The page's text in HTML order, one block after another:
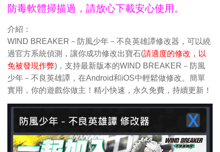
防毒軟體掃描過，請放心下載安心使用。
介紹：
WIND BREAKER－防風少年－不良英雄譚修改器，可以繞
過官方系統偵測，讓你成功修改出寶石(請適度的修改，以
免被發現作弊)，支持最新版本的WIND BREAKER－防風
少年－不良英雄譚，在Android和iOS中輕鬆做修改。簡單
實用，你的遊戲你做主！精小快速，永久免費，持續更新！